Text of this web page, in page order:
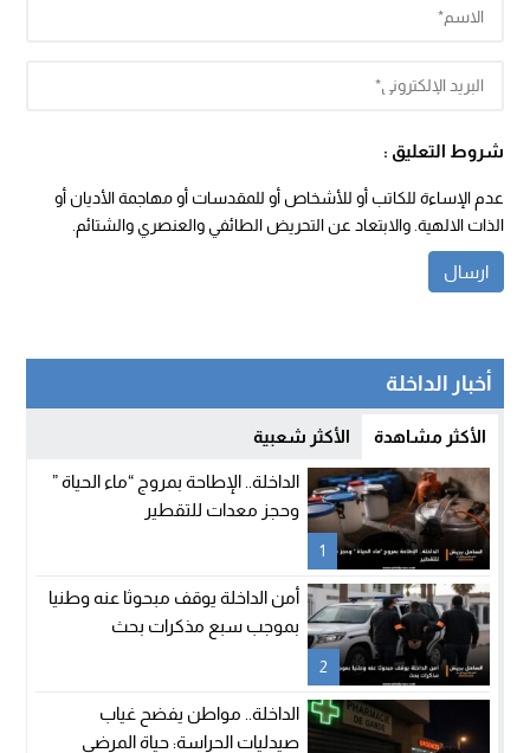
شروط التعليق :
عدم الإساءة للكاتب أو للأشخاص أو للمقدسات أو مهاجمة الأديان أو
الذات الالهية. والابتعاد عن التحريض الطائفي والعنصري والشتائم.
أخبار الداخلة
الأكثر مشاهدة الأكثر شعبية
1
الداخلة.. الإطاحة بمروج “ماء الحياة ”
وحجز معدات للتقطير
2
أمن الداخلة يوقف مبحوثا عنه وطنيا
بموجب سبع مذكرات بحث
الداخلة.. مواطن يفضح غياب
صيدليات الحراسة: حياة المرضى